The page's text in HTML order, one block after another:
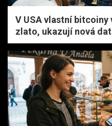
V USA vlastní bitcoiny
zlato, ukazují nová